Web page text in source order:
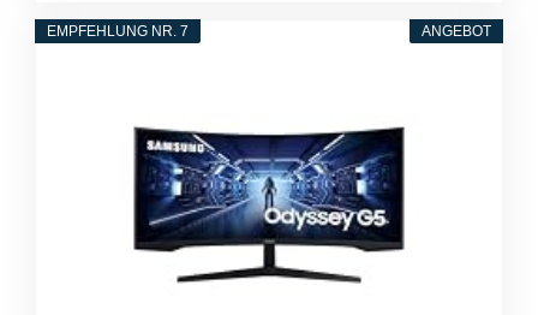
ANGEBOT
EMPFEHLUNG NR. 7